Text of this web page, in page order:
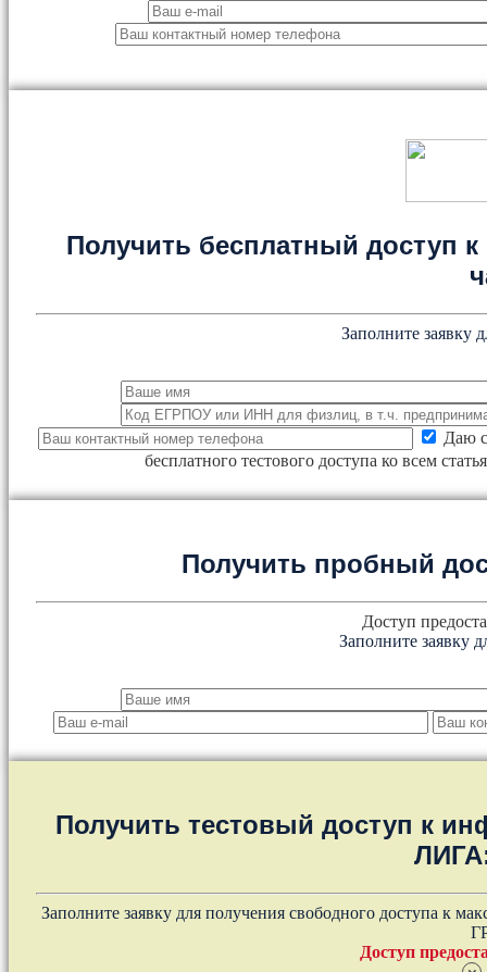
Получить бесплатный доступ к
Заполните заявку
Даю
бесплатного тестового доступа ко всем
Получить пробный
Доступ
Заполните заявку
Получить тестовый доступ к
Заполните заявку для получения свободного доступа к
Доступ